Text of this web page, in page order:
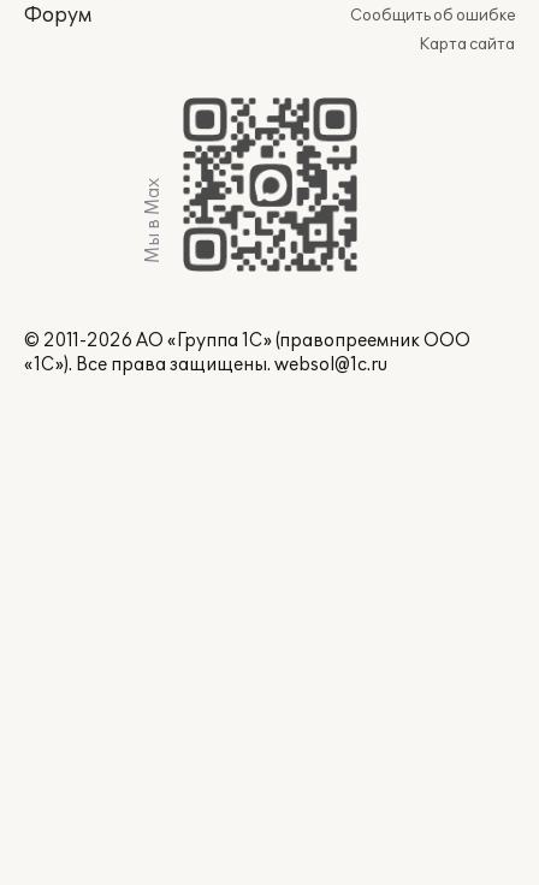
Форум
Сообщить об ошибке
Карта сайта
Мы в Max
© 2011-2026 АО «Группа 1С» (правопреемник ООО
«1С»). Все права защищены. websol@1c.ru